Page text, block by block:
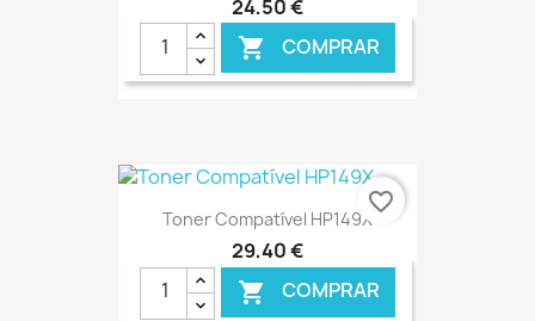
24,50 €
 COMPRAR
€ ONLINE
Toner Compatível HP149X
29,40 €
 COMPRAR
favorite_border